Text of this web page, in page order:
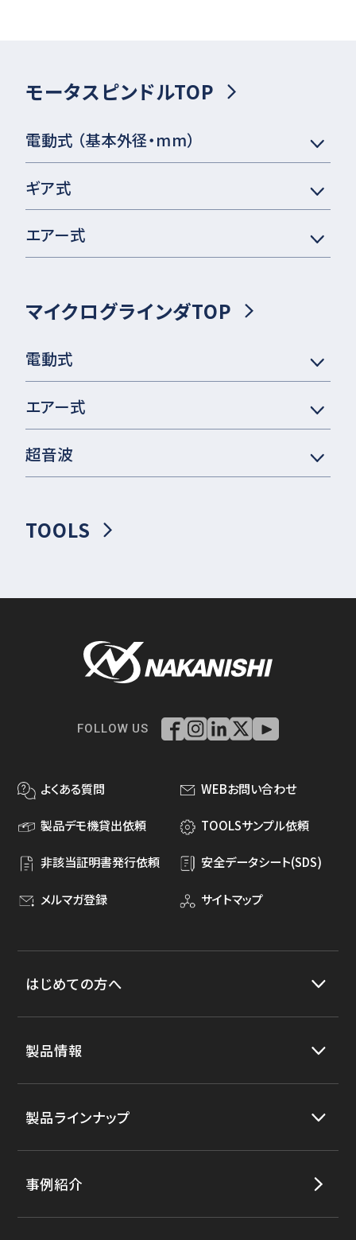
モータスピンドルTOP
電動式 （基本外径・mm）
ギア式
エアー式
マイクログラインダTOP
電動式
エアー式
超音波
TOOLS
FOLLOW US
よくある質問 WEBお問い合わせ
製品デモ機貸出依頼 TOOLSサンプル依頼
非該当証明書発行依頼 安全データシート(SDS)
メルマガ登録 サイトマップ
はじめての方へ
製品情報
製品ラインナップ
事例紹介